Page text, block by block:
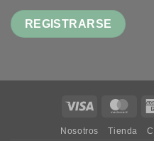
Visa
Nosotros Tienda